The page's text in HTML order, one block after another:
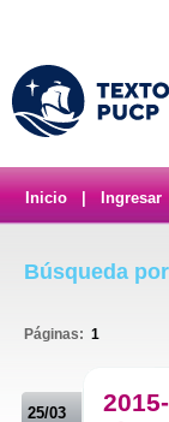
Inicio Ingresar
Búsqueda
Páginas: 1
25/03